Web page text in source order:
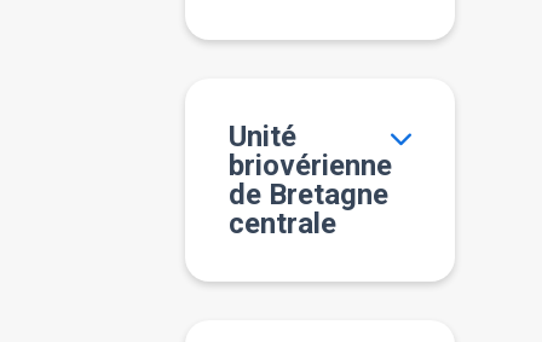
Unité
briovérienne
de Bretagne
centrale